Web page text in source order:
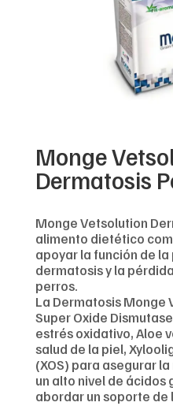
Monge
Dermatosis
Monge Vetsolution
alimento dietético
apoyar la función de la
dermatosis y la
perros.
La Dermatosis Monge
Super Oxide
estrés oxidativo, Aloe
salud de la piel,
(XOS) para asegurar
un alto nivel de ácidos
abordar un soporte de